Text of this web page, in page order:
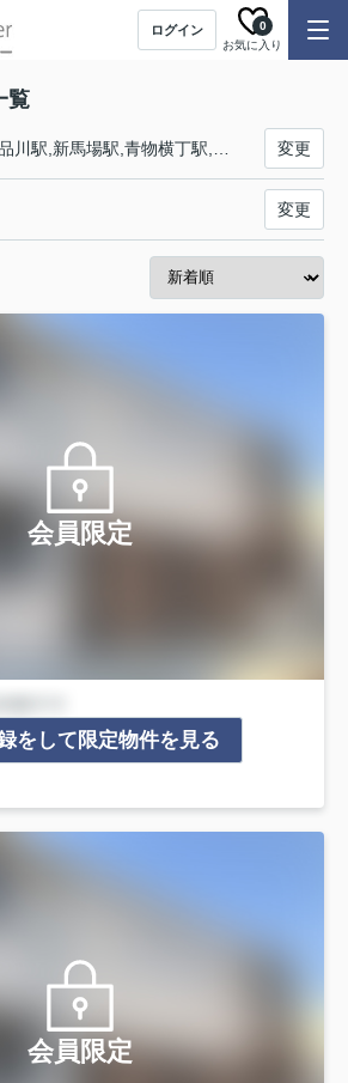
ログイン
お気に入り
0
覧
変更
変更
会員限定
をして限定物件を見る
会員限定